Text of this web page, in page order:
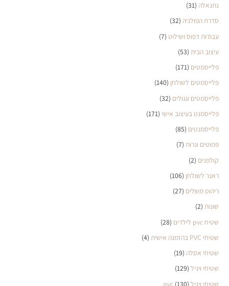
נתנאלה (31)
סדרת הפולניה (32)
עבודות דפוס ושילוט (7)
עיצוב הבית (53)
פלייסמטים (171)
פלייסמטים לשולחן (140)
פלייסמטים עגולים (32)
פלייסמנט בעיצוב אישי (171)
פלייסמנטים (85)
פמוטים ונרות (7)
קולפנים (2)
ראנר לשולחן (106)
ריהוט משלים (27)
שונות (2)
שטיח pvc לילדים
(28)
שטיחי PVC בהזמנה אישית
(4)
שטיחי אסלה (19)
שטיחי ויניל (129)
שטיחי ויניל pvc (130)